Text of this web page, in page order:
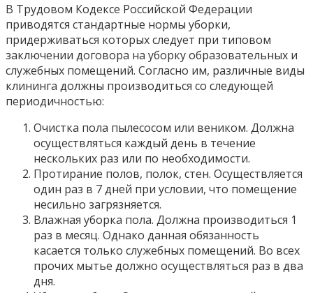
В Трудовом Кодексе Российской Федерации
приводятся стандартные нормы уборки,
придерживаться которых следует при типовом
заключении договора на уборку образовательных и
служебных помещений. Согласно им, различные виды
клининга должны производиться со следующей
периодичностью:
Очистка пола пылесосом или веником. Должна
осуществляться каждый день в течение
нескольких раз или по необходимости.
Протирание полов, полок, стен. Осуществляется
один раз в 7 дней при условии, что помещение
несильно загрязняется.
Влажная уборка пола. Должна производиться 1
раз в месяц. Однако данная обязанность
касается только служебных помещений. Во всех
прочих мытье должно осуществляться раз в два
дня.